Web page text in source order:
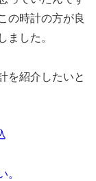
の時計の方が良
ました。
を紹介したいと
。